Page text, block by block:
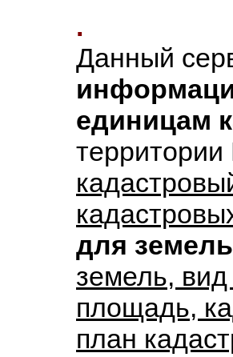
.
Данный
единицам
для
земель,
площадь,
план